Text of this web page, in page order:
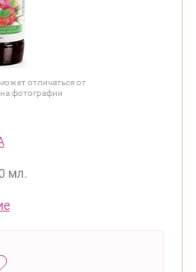
отличаться от
фотографии
мл.